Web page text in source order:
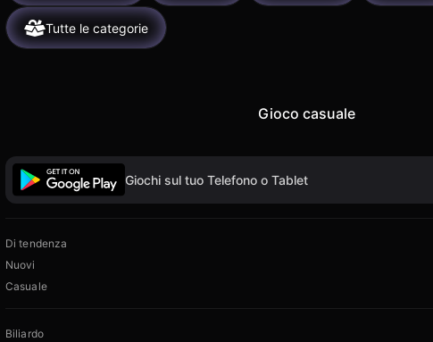
Tutte le categorie
Gioco casuale
Giochi sul tuo Telefono o Tablet
Di tendenza
Nuovi
Casuale
Biliardo